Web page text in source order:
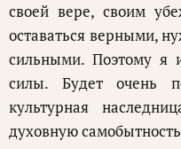
своей вере, своим
оставаться верными,
сильными. Поэтому я
силы. Будет очень
культурная
духовную